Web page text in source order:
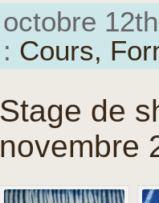
octobre
: Cours,
Stage de
novembre